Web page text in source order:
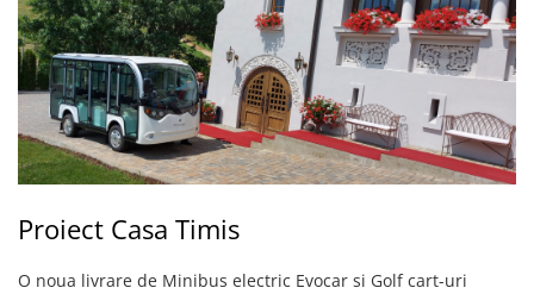
Proiect Casa Timis
O noua livrare de Minibus electric Evocar si Golf cart-uri